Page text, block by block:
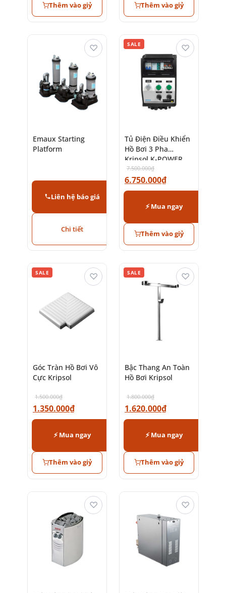
Thêm vào giỷ Thêm vào giỷ
Emaux Starting
Platform
Liên hệ báo giá
Chi tiết
♡ SALE
Tủ Điện Điều Khiển
Hồ Bơi 3 Pha
Kripsol K-POWER
7.500.000₫
6.750.000₫
⚡ Mua ngay
Thêm vào giỷ
♡
SALE
Góc Tràn Hồ Bơi Vô
Cực Kripsol
1.500.000₫
1.350.000₫
⚡ Mua ngay
Thêm vào giỷ
♡ SALE
Bậc Thang An Toàn
Hồ Bơi Kripsol
1.800.000₫
1.620.000₫
⚡ Mua ngay
Thêm vào giỷ
♡
♡ ♡